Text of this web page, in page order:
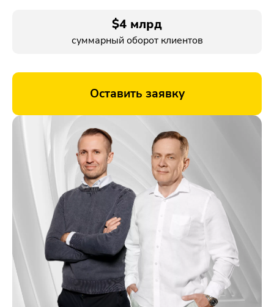
$4 млрд
суммарный оборот клиентов
Оставить заявку